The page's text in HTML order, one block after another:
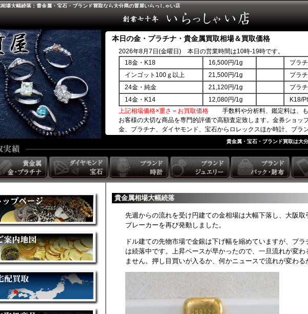
場大幅続落：貴金属・宝石・ブランド買取なら大分県の質屋いらっしゃい店
本日の金・プラチナ・貴金属買取相場＆買取価格
2026年8月7日(金曜日) 本日の営業時間は10時-19時です。
18金・K18
16,500円/1g プラ
インゴット100ｇ以上
21,500円/1g プラ
24金・純金
21,120円/1g プラ
14金・K14
12,080円/1g K18/
上記相場価格×重さ＝お買取価格 手数料や分析料、鑑定料は、も
お客様の大切な商品を専門的評価で高額査定致します。金券ショッ
金、プラチナ、ダイヤモンド、宝石からロレックスほか時計、ブラ
貴金属・宝石・ブランド買取は大
貴金属相場大幅続落
先週からの流れを受け円建ての金相場は大幅下落し、大阪取
ブレーカーを再び発動しました。
ドル建ての先物市場で金銀は下げ幅を縮めていますが、プラ
は続落中です。上昇ペースが早かったので、一旦流れが変わ
ません。押し目買いが入るか、何かニュースで流れが変わる